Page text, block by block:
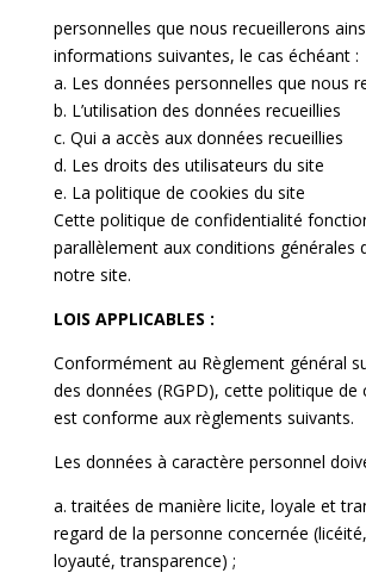
personnelles que nous recueillerons
informations suivantes, le cas échéant :
a. Les données personnelles que nous
b. L’utilisation des données recueillies
c. Qui a accès aux données recueillies
d. Les droits des utilisateurs du site
e. La politique de cookies du site
Cette politique de confidentialité
parallèlement aux conditions générales
notre site.
LOIS APPLICABLES :
Conformément au Règlement général
des données (RGPD), cette politique de
est conforme aux règlements suivants.
Les données à caractère personnel
a. traitées de manière licite, loyale et
regard de la personne concernée (licéité,
loyauté, transparence) ;